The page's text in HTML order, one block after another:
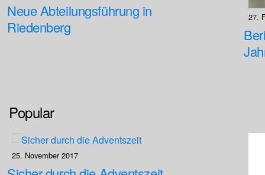
Neue Abteilungsführung in
Riedenberg
27.
Popular
25. November 2017